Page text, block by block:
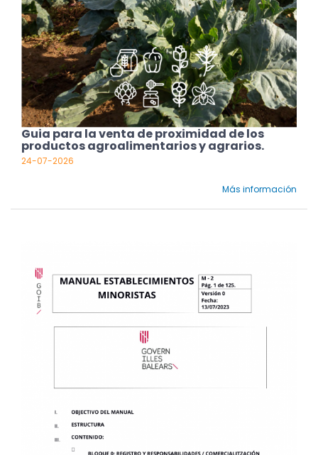
Guia para la venta de proximidad de los
productos agroalimentarios y agrarios.
24-07-2026
Más información